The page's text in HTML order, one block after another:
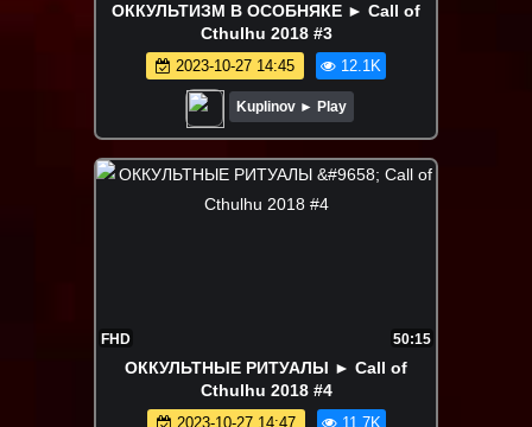
ОККУЛЬТИЗМ В ОСОБНЯКЕ ► Call of
Cthulhu 2018 #3
2023-10-27 14:45 12.1K
Kuplinov ► Play
FHD 50:15
ОККУЛЬТНЫЕ РИТУАЛЫ ► Call of
Cthulhu 2018 #4
2023-10-27 14:47 11.7K